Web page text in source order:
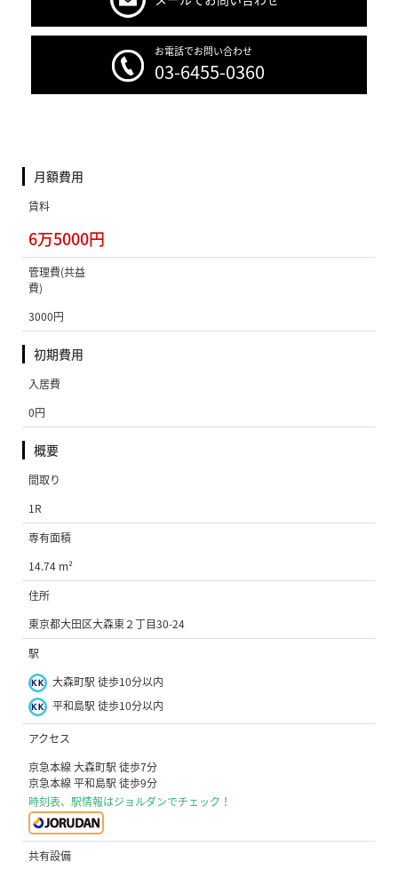
お電話でお問い合わせ
03-6455-0360
月額費用
賃料
6万5000円
管理費(共益
費)
3000円
初期費用
入居費
0円
概要
間取り
1R
専有面積
14.74 m²
住所
東京都大田区大森東２丁目30-24
駅
大森町駅 徒歩10分以内
平和島駅 徒歩10分以内
アクセス
京急本線 大森町駅 徒歩7分
京急本線 平和島駅 徒歩9分
時刻表、駅情報はジョルダンでチェック！
共有設備